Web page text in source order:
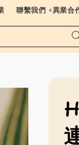
聯繫我們 <異業合